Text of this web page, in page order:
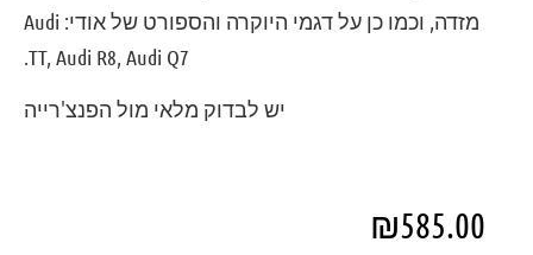
מזדה, וכמו כן על דגמי היוקרה והספורט של אודי: Audi
TT, Audi R8, Audi Q7.
יש לבדוק מלאי מול הפנצ'רייה
₪585.00